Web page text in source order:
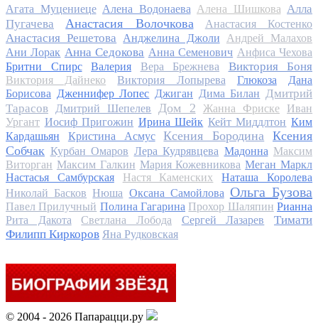
Агата Муцениеце Алена Водонаева Алена Шишкова Алла
Пугачева
Анастасия Волочкова Анастасия Костенко
Анастасия Решетова Анджелина Джоли Андрей Малахов
Ани Лорак Анна Седокова Анна Семенович Анфиса Чехова
Бритни Спирс
Валерия Вера Брежнева Виктория Боня
Виктория Дайнеко Виктория Лопырева Глюкоза
Дана
Борисова Дженнифер Лопес Джиган Дима Билан Дмитрий
Тарасов Дмитрий Шепелев Дом 2 Жанна Фриске
Иван
Ургант Иосиф Пригожин Ирина Шейк Кейт Миддлтон Ким
Кардашьян
Кристина Асмус Ксения Бородина
Ксения
Собчак Курбан Омаров Лера Кудрявцева Мадонна Максим
Виторган Максим Галкин Мария Кожевникова Меган Маркл
Настасья Самбурская
Настя Каменских
Наташа Королева
Николай Басков Нюша Оксана Самойлова Ольга Бузова
Павел Прилучный Полина Гагарина Прохор Шаляпин Рианна
Рита Дакота
Светлана Лобода Сергей Лазарев
Тимати
Филипп Киркоров Яна Рудковская
© 2004 - 2026 Папарацци.ру